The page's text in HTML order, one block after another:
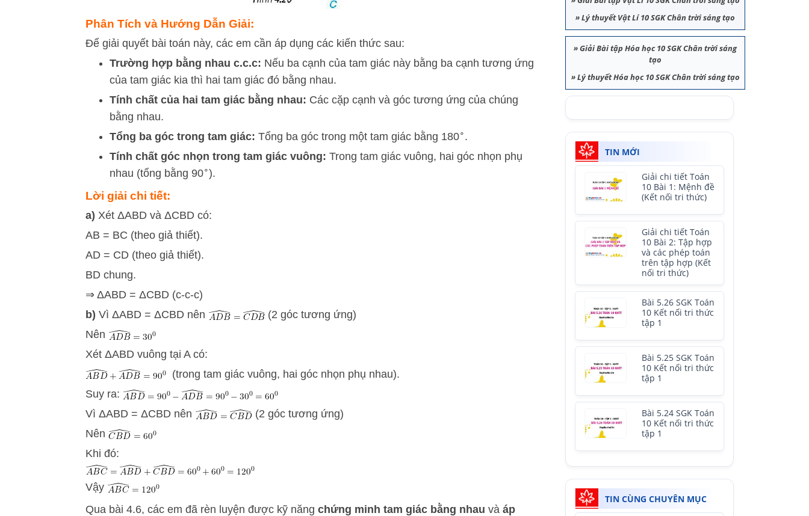
Phân Tích và Hướng Dẫn Giải:
Để giải quyết bài toán này, các em cần áp dụng các kiến thức sau:
Trường hợp bằng nhau c.c.c: Nếu ba cạnh của tam giác này bằng ba cạnh tương ứng
của tam giác kia thì hai tam giác đó bằng nhau.
Tính chất của hai tam giác bằng nhau: Các cặp cạnh và góc tương ứng của chúng
bằng nhau.
Tổng ba góc trong tam giác: Tổng ba góc trong một tam giác bằng 180∘ .
Tính chất góc nhọn trong tam giác vuông: Trong tam giác vuông, hai góc nhọn phụ
nhau (tổng bằng 90∘).
Lời giải chi tiết:
a) Xét ΔABD và ΔCBD có:
AB = BC (theo giả thiết).
AD = CD (theo giả thiết).
BD chung.
⇒ ΔABD = ΔCBD (c-c-c)
b) Vì ΔABD = ΔCBD nên
(2 góc tương ứng)
Nên
Xét ΔABD vuông tại A có:
(trong tam giác vuông, hai góc nhọn phụ nhau).
Suy ra:
Vì ΔABD = ΔCBD nên
(2 góc tương ứng)
Nên
Khi đó:
Vậy
Qua bài 4.6, các em đã rèn luyện được kỹ năng chứng minh tam giác bằng nhau và áp
»Lý thuyết Vật Lí 10 SGK Chân trời sáng tạo
»Giải Bài tập Hóa học 10 SGK Chân trời sáng
tạo
»Lý thuyết Hóa học 10 SGK Chân trời sáng tạo
TIN MỚI
Giải chi tiết Toán
10 Bài 1: Mệnh đề
(Kết nối tri thức)
Giải chi tiết Toán
10 Bài 2: Tập hợp
và các phép toán
trên tập hợp (Kết
nối tri thức)
Bài 5.26 SGK Toán
10 Kết nối tri thức
tập 1
Bài 5.25 SGK Toán
10 Kết nối tri thức
tập 1
Bài 5.24 SGK Toán
10 Kết nối tri thức
tập 1
TIN CÙNG CHUYÊN MỤC